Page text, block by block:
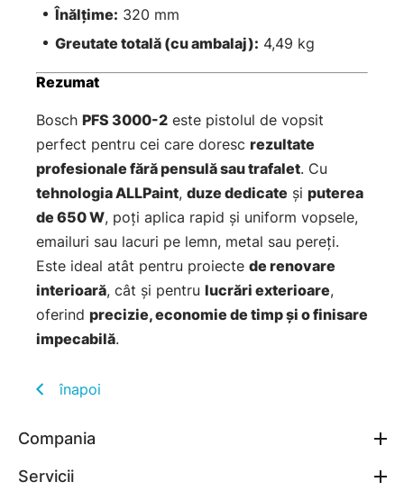
Înălțime: 320 mm
Greutate totală (cu ambalaj): 4,49 kg
Rezumat
Bosch PFS 3000-2 este pistolul de vopsit
perfect pentru cei care doresc rezultate
profesionale fără pensulă sau trafalet. Cu
tehnologia ALLPaint, duze dedicate și puterea
de 650 W, poți aplica rapid și uniform vopsele,
emailuri sau lacuri pe lemn, metal sau pereți.
Este ideal atât pentru proiecte de renovare
interioară, cât și pentru lucrări exterioare,
oferind precizie, economie de timp și o finisare
impecabilă.
înapoi
Compania
Servicii